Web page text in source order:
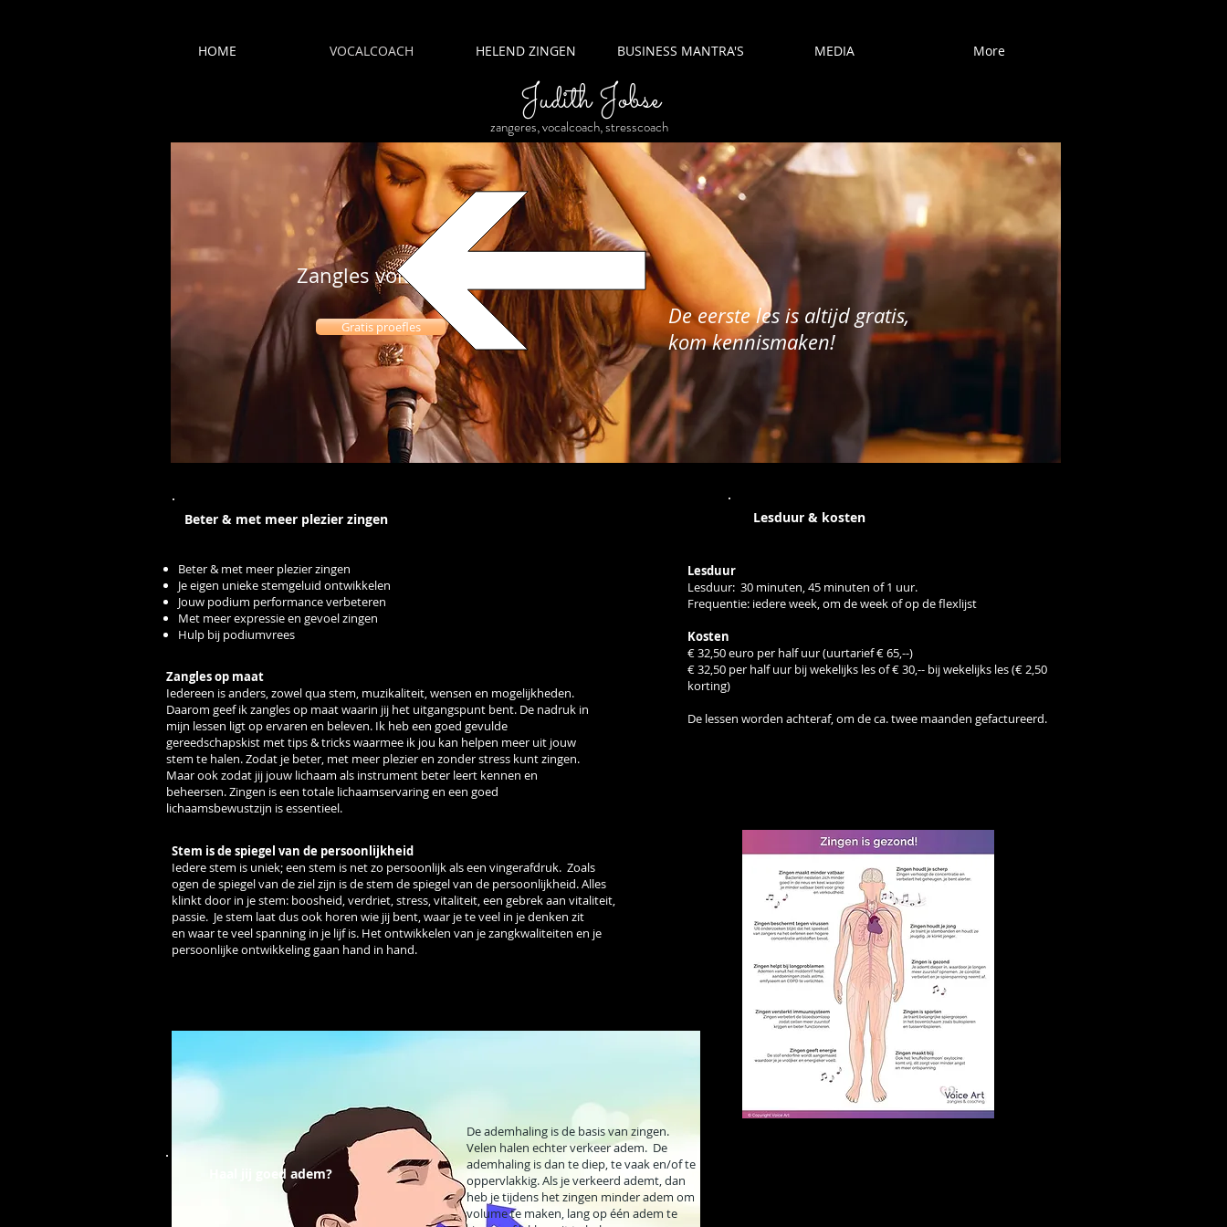
HOME VOCALCOACH HELEND ZINGEN BUSINESS MANTRA'S MEDIA More
Judith Jobse
zangeres, vocalcoach, stresscoach
Zangles volwassenen
Gratis proefles
De eerste les is altijd gratis,
kom kennismaken!
Beter & met meer plezier zingen
Beter & met meer plezier zingen
Je eigen unieke stemgeluid ontwikkelen
Jouw podium performance verbeteren
Met meer expressie en gevoel zingen
Hulp bij podiumvrees
Zangles op maat
Iedereen is anders, zowel qua stem, muzikaliteit, wensen en mogelijkheden.
Daarom geef ik zangles op maat waarin jij het uitgangspunt bent. De nadruk in
mijn lessen ligt op ervaren en beleven. Ik heb een goed gevulde
gereedschapskist met tips & tricks waarmee ik jou kan helpen meer uit jouw
stem te halen. Zodat je beter, met meer plezier en zonder stress kunt zingen.
Maar ook zodat jij jouw lichaam als instrument beter leert kennen en
beheersen. Zingen is een totale lichaamservaring en een goed
lichaamsbewustzijn is essentieel.
Lesduur & kosten
Lesduur
Lesduur: 30 minuten, 45 minuten of 1 uur.
Frequentie: iedere week, om de week of op de flexlijst
Kosten
€ 32,50 euro per half uur (uurtarief€ 65,--)
€ 32,50 per half uur bij wekelijks les of€ 30,-- bij wekelijks les (€ 2,50
korting)
De lessen worden achteraf, om de ca. twee maanden gefactureerd.
Stem is de spiegel van de persoonlijkheid
Iedere stem is uniek; een stem is net zo persoonlijk als een vingerafdruk. Zoals
ogen de spiegel van de ziel zijn is de stem de spiegel van de persoonlijkheid. Alles
klinkt door in je stem: boosheid, verdriet, stress, vitaliteit, een gebrek aan vitaliteit,
passie. Je stem laat dus ook horen wie jij bent, waar je te veel in je denken zit
en waar te veel spanning in je lijf is. Het ontwikkelen van je zangkwaliteiten en je
persoonlijke ontwikkeling gaan hand in hand.
De ademhaling is de basis van zingen.
Velen halen echter verkeer adem. De
ademhaling is dan te diep, te vaak en/of te
oppervlakkig. Als je verkeerd ademt, dan
heb je tijdens het zingen minder adem om
volume te maken, lang op één adem te
Haal jij goed adem?